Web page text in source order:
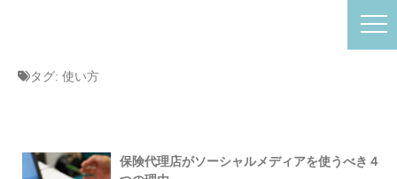
タグ: 使い方
保険代理店がソーシャルメディアを使うべき４